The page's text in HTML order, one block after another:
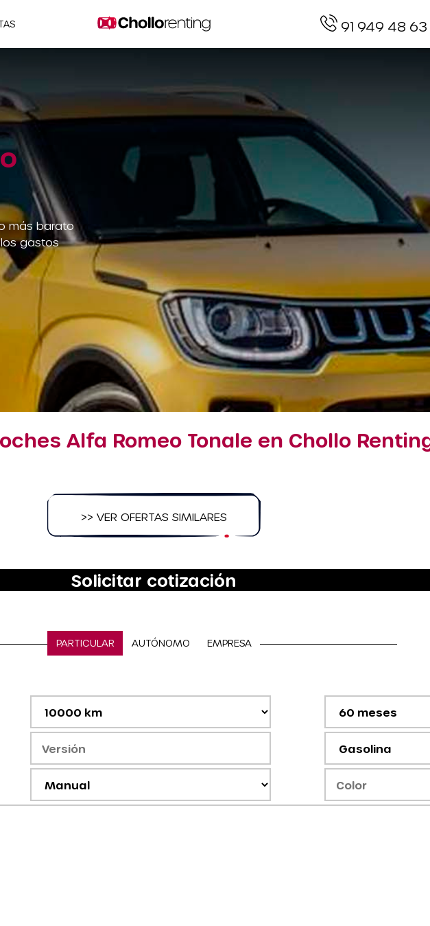
91 949 48 63
más barato
gastos
Alfa Romeo Tonale en Chollo
>> VER OFERTAS SIMILARES
Solicitar cotización
PARTICULAR AUTÓNOMO EMPRESA